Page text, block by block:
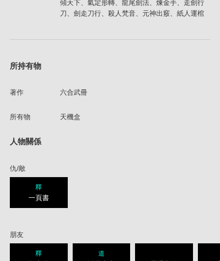
傾天下、氣定形轉、龍尾劍法、煉金手、走劍行
刀、劍走刀行、殺人梵音、元神出竅、紙人運棺
所持有物
著作 六合武冊
所有物 天機盒
人物關係
仇/敵
釋
一頁書
朋友
釋 道